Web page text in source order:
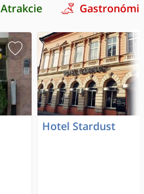
Atrakcie
Hotel Stardust